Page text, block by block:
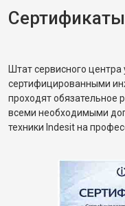
Штат сервисного
сертифицированными
проходят обязательное
всеми необходимыми
техники Indesit на